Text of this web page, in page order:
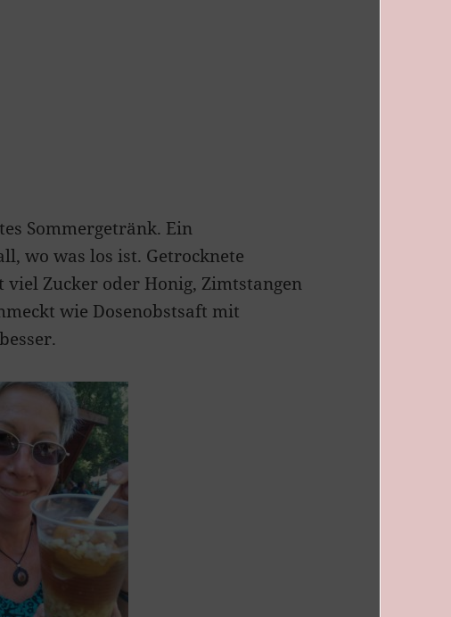
Sommergetränk. Ein
wo was los ist. Getrocknete
viel Zucker oder Honig, Zimtstangen
wie Dosenobstsaft mit